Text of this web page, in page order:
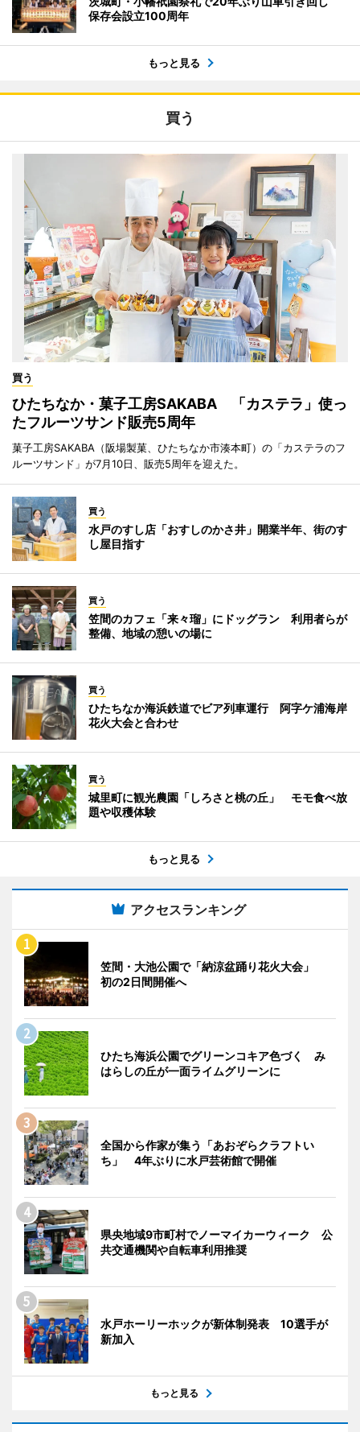
保存会設立100周年
もっと見る
買う
買う
ひたちなか・菓子工房SAKABA 「カステラ」使っ
たフルーツサンド販売5周年
菓子工房SAKABA（阪場製菓、ひたちなか市湊本町）の「カステラのフ
ルーツサンド」が7月10日、販売5周年を迎えた。
買う
水戸のすし店「おすしのかさ井」開業半年、街のす
し屋目指す
買う
笠間のカフェ「来々瑠」にドッグラン 利用者らが
整備、地域の憩いの場に
買う
ひたちなか海浜鉄道でビア列車運行 阿字ケ浦海岸
花火大会と合わせ
買う
城里町に観光農園「しろさと桃の丘」 モモ食べ放
題や収穫体験
もっと見る
アクセスランキング
笠間・大池公園で「納涼盆踊り花火大会」
初の2日間開催へ
ひたち海浜公園でグリーンコキア色づく み
はらしの丘が一面ライムグリーンに
全国から作家が集う「あおぞらクラフトい
ち」 4年ぶりに水戸芸術館で開催
県央地域9市町村でノーマイカーウィーク 公
共交通機関や自転車利用推奨
水戸ホーリーホックが新体制発表 10選手が
新加入
もっと見る